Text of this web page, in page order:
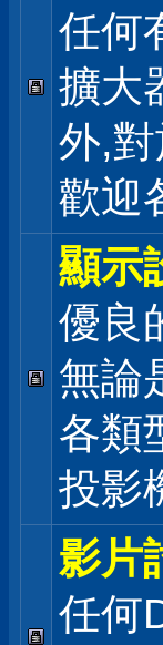
任何
擴大
外,
歡迎
顯示
優良
無論
各類
投影
影片
任何